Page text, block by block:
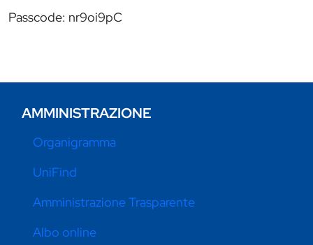
Passcode: nr9oi9pC
AMMINISTRAZIONE
Organigramma
UniFind
Amministrazione Trasparente
Albo online